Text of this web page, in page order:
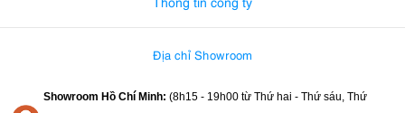
Địa chỉ Showroom
Showroom Hồ Chí Minh: (8h15 - 19h00 từ Thứ hai - Thứ sáu, Thứ